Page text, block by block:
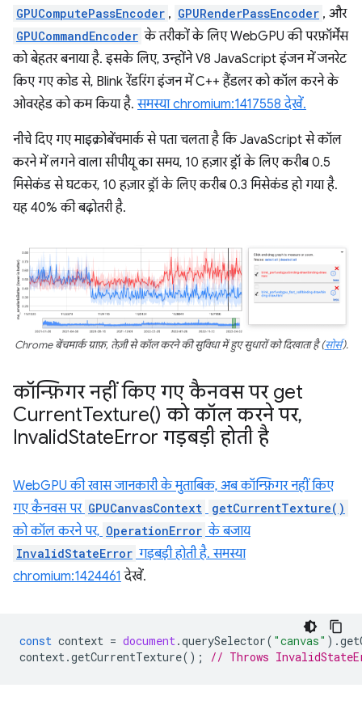
GPUComputePassEncoder , GPURenderPassEncoder , और
GPUCommandEncoder के तरीकों के लिए WebGPU की परफ़ॉर्मेंस
को बेहतर बनाया है. इसके लिए, उन्होंने V8 JavaScript इंजन में जनरेट
किए गए कोड से, Blink रेंडरिंग इंजन में C++ हैंडलर को कॉल करने के
ओवरहेड को कम किया है.समस्या chromium:1417558 देखें.
नीचे दिए गए माइक्रोबेंचमार्क से पता चलता है कि JavaScript से कॉल
करने में लगने वाला सीपीयू का समय, 10 हज़ार ड्रॉ के लिए करीब 0.5
मिसेकंड से घटकर, 10 हज़ार ड्रॉ के लिए करीब 0.3 मिसेकंड हो गया है.
यह 40% की बढ़ोतरी है.
Chrome बेंचमार्क ग्राफ़, तेज़ी से कॉल करने की सुविधा में हुए सुधारों को दिखाता है (सोर्स).
कॉन्फ़िगर नहीं किए गए कैनवस पर get
CurrentTexture() को कॉल करने पर,
InvalidStateError गड़बड़ी होती है
WebGPU की खास जानकारी के मुताबिक, अब कॉन्फ़िगर नहीं किए
गए कैनवस पर GPUCanvasContext getCurrentTexture()
को कॉल करने पर, OperationError के बजाय
InvalidStateError गड़बड़ी होती है.समस्या
chromium:1424461 देखें.
const context = document.querySelector( "canvas" ).
context.getCurrentTexture(); // Throws